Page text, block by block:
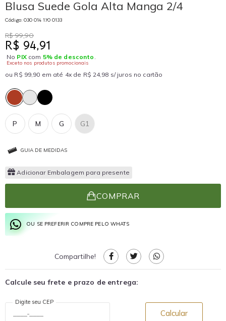
Blusa Suede Gola Alta Manga 2/4
Código: 030 014 170 0133
R$ 99,90
R$ 94,91
No PIXcom 5% de desconto .
Exceto nos produtos promocionais
ou R$ 99,90 em até 4x de R$ 24,98 s/ juros no cartão
M G1
P G
GUIA DE MEDIDAS
Adicionar Embalagem para presente
COMPRAR
OU SE PREFERIR COMPRE PELO WHATS
Compartilhe!
Calcule seu frete e prazo de entrega:
Digite seu CEP
Calcular